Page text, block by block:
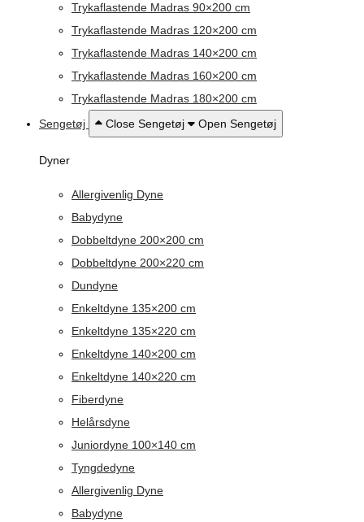
Trykaflastende Madras 90×200 cm
Trykaflastende Madras 120×200 cm
Trykaflastende Madras 140×200 cm
Trykaflastende Madras 160×200 cm
Trykaflastende Madras 180×200 cm
Sengetøj
Close Sengetøj Open Sengetøj
Dyner
Allergivenlig Dyne
Babydyne
Dobbeltdyne 200×200 cm
Dobbeltdyne 200×220 cm
Dundyne
Enkeltdyne 135×200 cm
Enkeltdyne 135×220 cm
Enkeltdyne 140×200 cm
Enkeltdyne 140×220 cm
Fiberdyne
Helårsdyne
Juniordyne 100×140 cm
Tyngdedyne
Allergivenlig Dyne
Babydyne